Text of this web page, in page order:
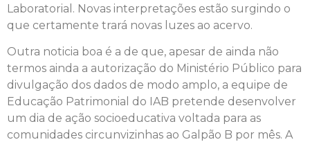
Laboratorial. Novas interpretações estão surgindo o
que certamente trará novas luzes ao acervo.
Outra noticia boa é a de que, apesar de ainda não
termos ainda a autorização do Ministério Público para
divulgação dos dados de modo amplo, a equipe de
Educação Patrimonial do IAB pretende desenvolver
um dia de ação socioeducativa voltada para as
comunidades circunvizinhas ao Galpão B por mês. A